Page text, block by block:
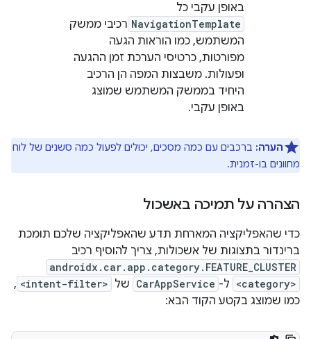
באופן עקבי כל
NavigationTemplate רכיבי ממשק
המשתמש, כמו הוראות הגעה
מפורטות, כרטיסי הערכת זמן ההגעה
ופעולות. משבצות המפה הן הרכיב
היחיד בממשק המשתמש שמוצג
באופן עקבי.
הערה: ברכבים עם כמה מסכים, יכולים לפעול כמה סשנים של לוח
מחוונים בו-זמנית.
הצהרה על תמיכה באשכול
כדי שהאפליקציה המארחת תדע שהאפליקציה שלכם תומכת
ברינדור בתצוגות של אשכולות, צריך להוסיף רכיב
androidx.car.app.category.FEATURE_CLUSTER
<category> ל- CarAppService של <intent-filter>
,
כמו שמוצג בקטע הקוד הבא: